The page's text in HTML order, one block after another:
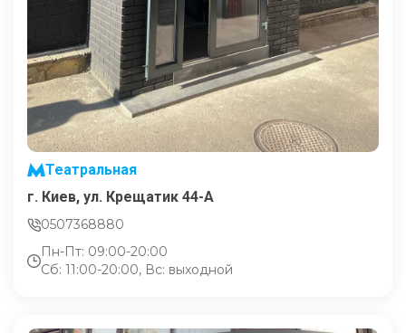
Театральная
г. Киев, ул. Крещатик 44-А
0507368880
Пн-Пт: 09:00-20:00
Сб: 11:00-20:00, Вс: выходной